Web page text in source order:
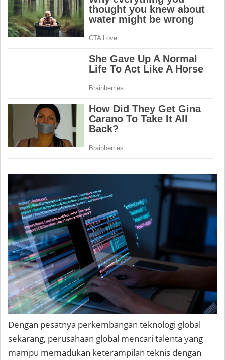
Dengan pesatnya perkembangan teknologi global
sekarang, perusahaan global mencari talenta yang
mampu memadukan keterampilan teknis dengan